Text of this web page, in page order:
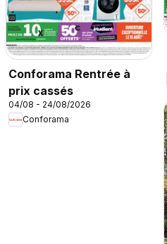
Conforama Rentrée à
prix cassés
04/08 - 24/08/2026
Conforama